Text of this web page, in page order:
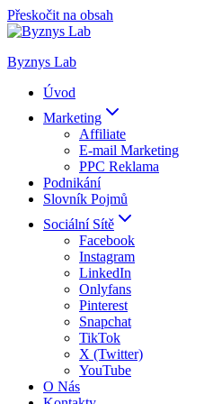
Přeskočit na obsah
Byznys Lab
Úvod
Marketing
Affiliate
E-mail Marketing
PPC Reklama
Podnikání
Slovník Pojmů
Sociální Sítě
Facebook
Instagram
LinkedIn
Onlyfans
Pinterest
Snapchat
TikTok
X (Twitter)
YouTube
O Nás